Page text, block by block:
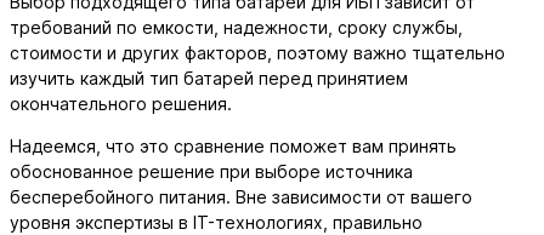
требований по емкости, надежности, сроку службы,
стоимости и других факторов, поэтому важно тщательно
изучить каждый тип батарей перед принятием
окончательного решения.
Надеемся, что это сравнение поможет вам принять
обоснованное решение при выборе источника
бесперебойного питания. Вне зависимости от вашего
уровня экспертизы в IT-технологиях, правильно